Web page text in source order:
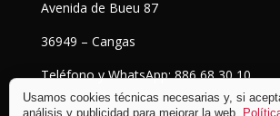
Avenida de Bueu 87
36949 – Cangas
Teléfono y WhatsApp: 886 68 30 10
Usamos cookies técnicas necesarias y, si
análisis y publicidad para mejorar la web.